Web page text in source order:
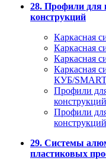
28. Профили для
конструкций
Каркасная
Каркасная
Каркасная
Каркасная
КУБ/
Профили
Профили
29. Системы
пластиковых